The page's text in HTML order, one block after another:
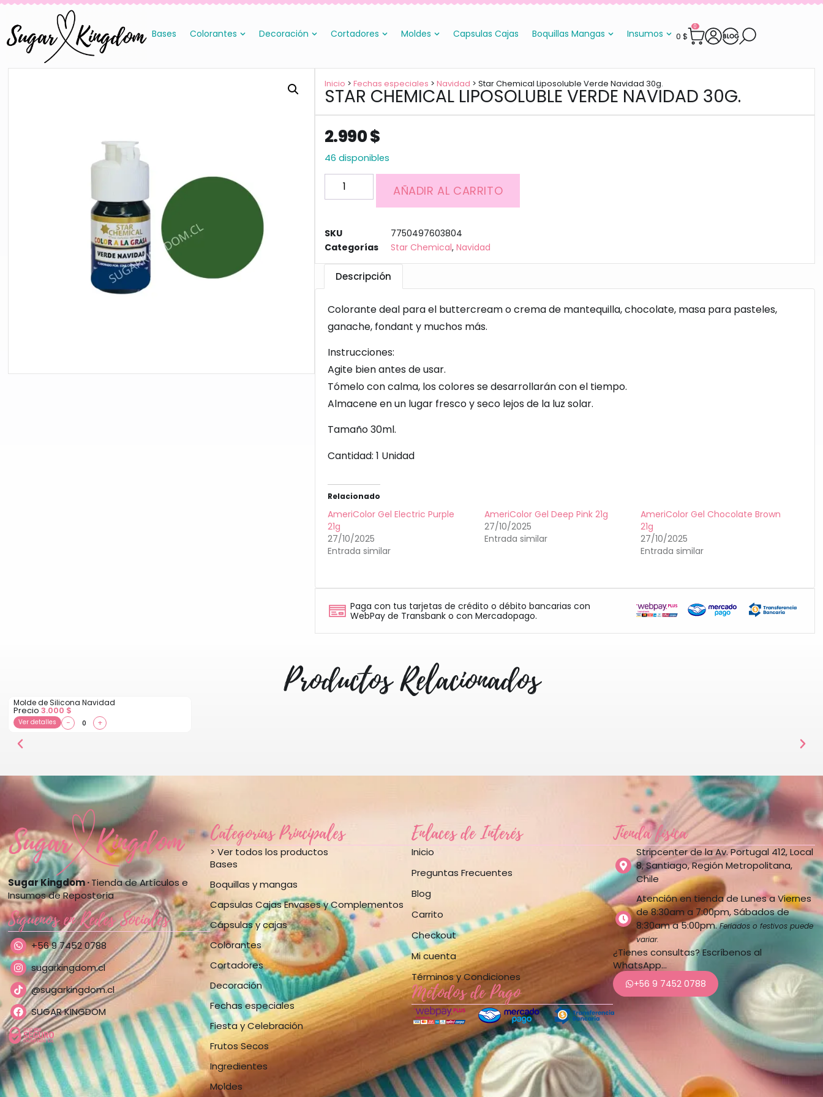
Bases Colorantes Decoración Cortadores Moldes Capsulas Cajas Boquillas Mangas Insumos 0 $
0
Inicio > Fechas especiales > Navidad > Star Chemical Liposoluble Verde Navidad 30g.
STAR CHEMICAL LIPOSOLUBLE VERDE NAVIDAD 30G.
2.990$
46 disponibles
AÑADIR AL CARRITO
SKU
7750497603804
Categorías
Star Chemical, Navidad
Descripción
Colorante deal para el buttercream o crema de mantequilla, chocolate, masa para pasteles,
ganache, fondant y muchos más.
Instrucciones:
Agite bien antes de usar.
Tómelo con calma, los colores se desarrollarán con el tiempo.
Almacene en un lugar fresco y seco lejos de la luz solar.
Tamaño 30ml.
Cantidad: 1 Unidad
Relacionado
AmeriColor Gel Electric Purple
21g
27/10/2025
Entrada similar
AmeriColor Gel Deep Pink 21g
27/10/2025
Entrada similar
AmeriColor Gel Chocolate Brown
21g
27/10/2025
Entrada similar
Paga con tus tarjetas de crédito o débito bancarias con
WebPay de Transbank o con Mercadopago.
Productos Relacionados
Molde de Silicona Navidad
Precio3.000 $
Ver detalles − +
Sugar Kingdom ·Tienda de Artículos e
Insumos de Repostería
Síguenos en Redes Sociales
+56 9 7452 0788
sugarkingdom.cl
@sugarkingdom.cl
SUGAR KINGDOM
Categorías Principales
> Ver todos los productos
Bases
Boquillas y mangas
Capsulas Cajas Envases y Complementos
Cápsulas y cajas
Colorantes
Cortadores
Decoración
Fechas especiales
Fiesta y Celebración
Frutos Secos
Ingredientes
Moldes
Enlaces de Interés
Inicio
Preguntas Frecuentes
Blog
Carrito
Checkout
Mi cuenta
Términos y Condiciones
Métodos de Pago
Tienda física
Stripcenter de la Av. Portugal 412, Local
8, Santiago, Región Metropolitana,
Chile
Atención en tienda de Lunes a Viernes
de 8:30am a 7:00pm, Sábados de
8:30am a 5:00pm.Feriados o festivos puede
variar.
¿Tienes consultas? Escríbenos al
WhatsApp…
+56 9 7452 0788